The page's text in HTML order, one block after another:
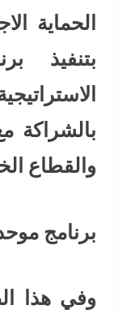
الحماية
بتنفيذ
بالشراكة
والقطاع
برنامج
وفي هذا